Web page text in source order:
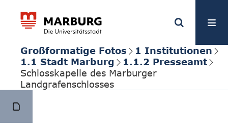
Großformatige Fotos
1 Institutionen
1.1 Stadt Marburg
1.1.2 Presseamt
Schlosskapelle des Marburger
Landgrafenschlosses